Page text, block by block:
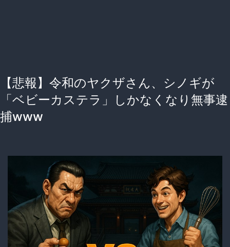
【悲報】令和のヤクザさん、シノギが
「ベビーカステラ」しかなくなり無事逮
捕www